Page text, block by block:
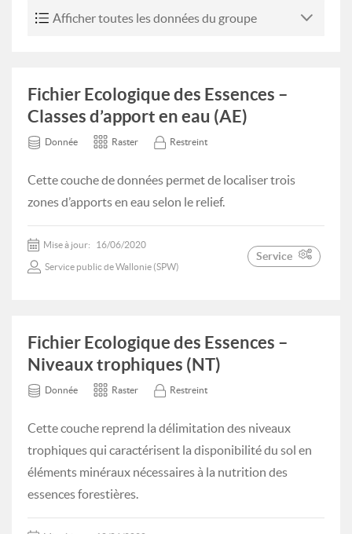
Afficher toutes les données du groupe
Fichier Ecologique des Essences –
Classes d’apport en eau (AE)
Donnée Raster Restreint
Cette couche de données permet de localiser trois
zones d’apports en eau selon le relief.
Mise à jour: 16/06/2020
Service public de Wallonie (SPW)
Service
Fichier Ecologique des Essences –
Niveaux trophiques (NT)
Donnée Raster Restreint
Cette couche reprend la délimitation des niveaux
trophiques qui caractérisent la disponibilité du sol en
éléments minéraux nécessaires à la nutrition des
essences forestières.